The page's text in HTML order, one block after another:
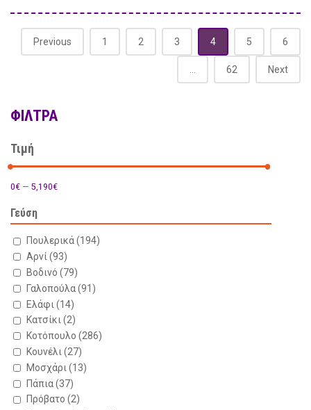
Previous 1 2 3 4 5 6
62 Next
ΦΊΛΤΡΑ
Τιμή
0€ — 5,190€
Γεύση
Πουλερικά(194)
Αρνί(93)
Βοδινό (79)
Γαλοπούλα(91)
Ελάφι (14)
Κατσίκι(2)
Κοτόπουλο (286)
Κουνέλι (27)
Μοσχάρι (13)
Πάπια(37)
Πρόβατο (2)